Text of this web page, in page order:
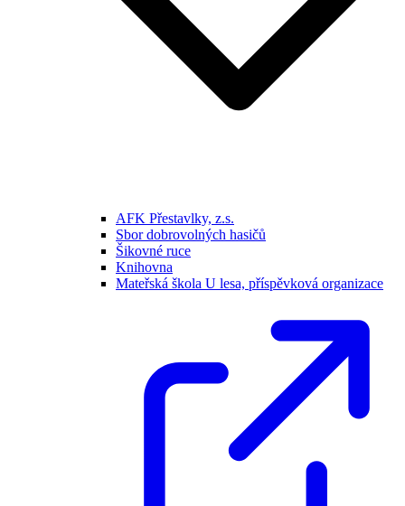
AFK Přestavlky, z.s.
Sbor dobrovolných hasičů
Šikovné ruce
Knihovna
Mateřská škola U lesa, příspěvková organizace